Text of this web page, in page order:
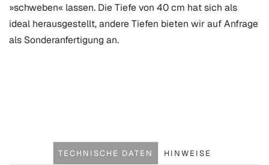
»schweben« lassen. Die Tiefe von 40 cm hat sich als
ideal herausgestellt, andere Tiefen bieten wir auf Anfrage
als Sonderanfertigung an.
TECHNISCHE DATEN HINWEISE